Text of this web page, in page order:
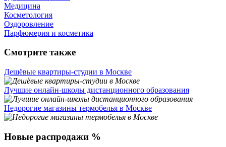
Медицина
Косметология
Оздоровление
Парфюмерия и косметика
Смотрите также
Дешёвые квартиры-студии в Москве
Лучшие онлайн-школы дистанционного образования
Недорогие магазины термобелья в Москве
Новые распродажи %